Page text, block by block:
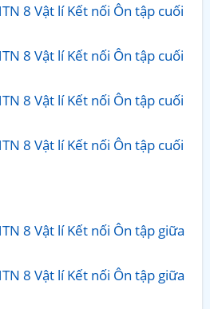
8 Vật lí Kết nối Ôn tập cuối
8 Vật lí Kết nối Ôn tập cuối
8 Vật lí Kết nối Ôn tập cuối
8 Vật lí Kết nối Ôn tập cuối
8 Vật lí Kết nối Ôn tập giữa
8 Vật lí Kết nối Ôn tập giữa